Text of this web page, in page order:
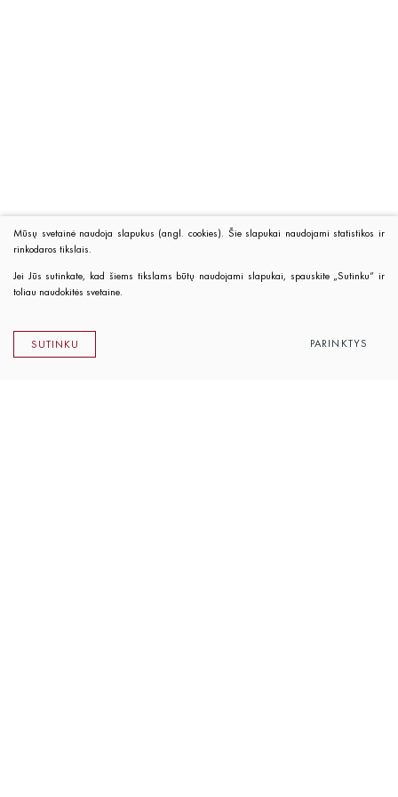
Mūsų svetainė naudoja slapukus (angl. cookies). Šie slapukai naudojami statistikos ir
rinkodaros tikslais.
Jei Jūs sutinkate, kad šiems tikslams būtų naudojami slapukai, spauskite „Sutinku“ ir
toliau naudokitės svetaine.
SUTINKU PARINKTYS